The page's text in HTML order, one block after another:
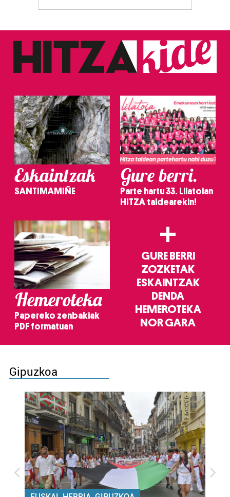
Eskaintzak
SANTIMAMIÑE
Gure berri.
Parte hartu 33. Lilatoian
HITZA taldearekin!
Hemeroteka
Papereko zenbakiak
PDF formatuan
+
GURE BERRI
ZOZKETAK
ESKAINTZAK
DENDA
HEMEROTEKA
NOR GARA
Gipuzkoa